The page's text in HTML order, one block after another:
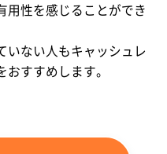
用性を感じることができ
いない人もキャッシュレ
すすめします。